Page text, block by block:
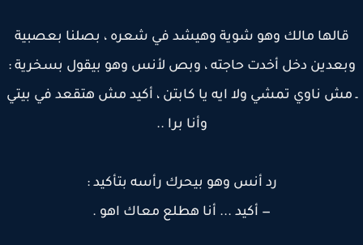
قالها مالك وهو شوية وهيشد في شعره ، بصلنا بعصبية
دخل أخدت حاجته ، وبص لأنس وهو بيقول بسخرية :
ناوي تمشي ولا ايه يا كابتن ، أكيد مش هتقعد في بيتي
وأنا برا ..
رد أنس وهو بيحرك رأسه بتأكيد :
— أكيد ... أنا هطلع معاك اهو .